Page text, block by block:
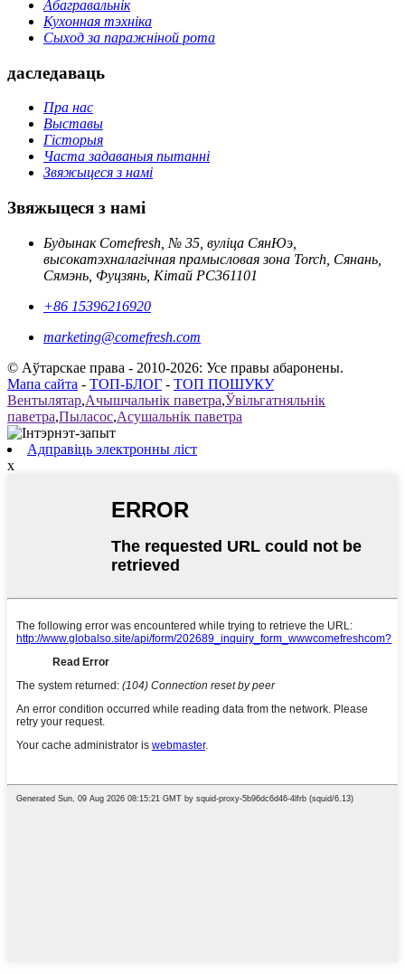
Абагравальнік
Кухонная тэхніка
Сыход за паражніной рота
даследаваць
Пра нас
Выставы
Гісторыя
Часта задаваныя пытанні
Звяжыцеся з намі
Звяжыцеся з намі
Будынак Comefresh, № 35, вуліца СянЮэ,
высокатэхналагічная прамысловая зона Torch, Сянань,
Сямэнь, Фуцзянь, Кітай PC361101
+86 15396216920
marketing@comefresh.com
© Аўтарскае права - 2010-2026: Усе правы абаронены.
Мапа сайта - ТОП-БЛОГ - ТОП ПОШУКУ
Вентылятар,Ачышчальнік паветра,Ўвільгатняльнік
паветра,Пыласос,Асушальнік паветра
Адправіць электронны ліст
x